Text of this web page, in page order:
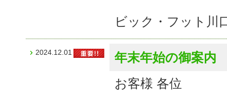
ビック・フット川
2024.12.01
年末年始の御案内
お客様 各位